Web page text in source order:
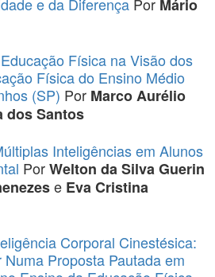
e da Diferença Por Mário
Física na Visão dos
Física do Ensino Médio
(SP) Por Marco Aurélio
dos Santos
Inteligências em Alunos
PorWelton da Silva Guerin
e Eva Cristina
Corporal Cinestésica:
Proposta Pautada em